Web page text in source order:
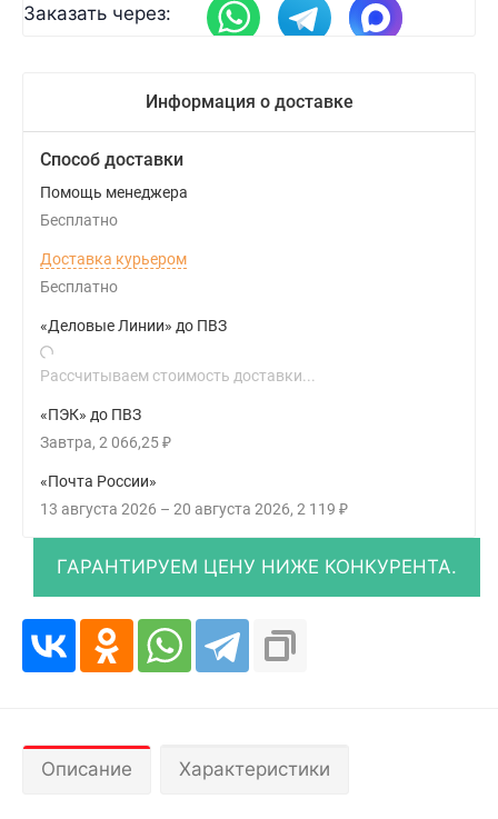
Заказать через:
Информация о доставке
Способ доставки
Помощь менеджера
Бесплатно
Доставка курьером
Бесплатно
«Деловые Линии» до ПВЗ
Рассчитываем стоимость доставки...
«ПЭК» до ПВЗ
Завтра 2 066,25₽
«Почта России»
13 августа 2026 – 20 августа 2026 2 119 ₽
Описание Характеристики